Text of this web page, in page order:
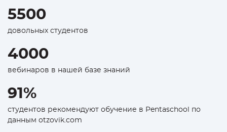
5500
довольных студентов
4000
вебинаров в нашей базе знаний
91%
студентов рекомендуют обучение в Pentaschool по
данным otzovik.com